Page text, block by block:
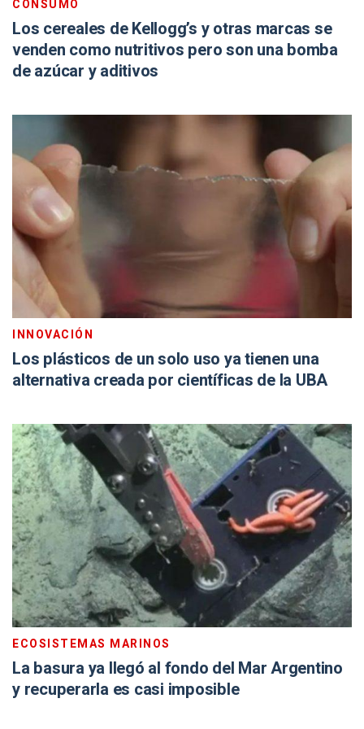
CONSUMO
Los cereales de Kellogg’s y otras marcas se
venden como nutritivos pero son una bomba
de azúcar y aditivos
INNOVACIÓN
Los plásticos de un solo uso ya tienen una
alternativa creada por científicas de la UBA
ECOSISTEMAS MARINOS
La basura ya llegó al fondo del Mar Argentino
y recuperarla es casi imposible